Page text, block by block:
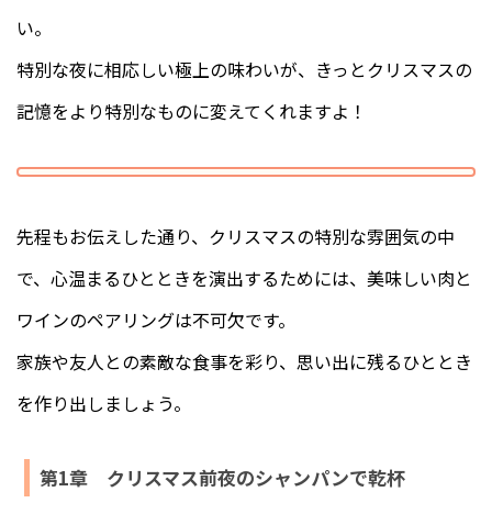
い。
特別な夜に相応しい極上の味わいが、きっとクリスマスの
記憶をより特別なものに変えてくれますよ！
先程もお伝えした通り、クリスマスの特別な雰囲気の中
で、心温まるひとときを演出するためには、美味しい肉と
ワインのペアリングは不可欠です。
家族や友人との素敵な食事を彩り、思い出に残るひととき
を作り出しましょう。
第1章 クリスマス前夜のシャンパンで乾杯